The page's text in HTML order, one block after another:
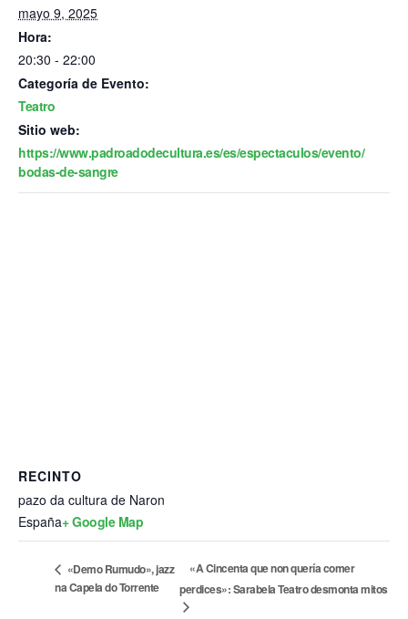
mayo 9, 2025
Hora:
20:30 - 22:00
Categoría de Evento:
Teatro
Sitio web:
https://www.padroadodecultura.es/es/espectaculos/evento/
bodas-de-sangre
RECINTO
pazo da cultura de Naron
España+ Google Map
«Demo Rumudo», jazz
na Capela do Torrente
«A Cincenta que non quería comer
perdices»: Sarabela Teatro desmonta mitos